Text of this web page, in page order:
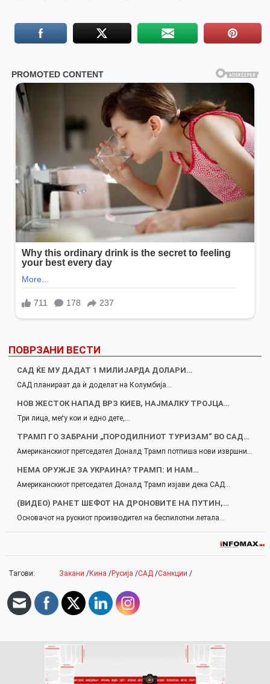
ПОВРЗАНИ ВЕСТИ
САД ЌЕ МУ ДАДАТ 1 МИЛИЈАРДА ДОЛАРИ…
САД планираат да ѝ доделат на Колумбија…
НОВ ЖЕСТОК НАПАД ВРЗ КИЕВ, НАЈМАЛКУ ТРОЈЦА…
Три лица, меѓу кои и едно дете,…
ТРАМП ГО ЗАБРАНИ „ПОРОДИЛНИОТ ТУРИЗАМ“ ВО САД…
Американскиот претседател Доналд Трамп потпиша нови извршни…
НЕМА ОРУЖЈЕ ЗА УКРАИНА? ТРАМП: И НАМ…
Американскиот претседател Доналд Трамп изјави дека САД…
(ВИДЕО) РАНЕТ ШЕФОТ НА ДРОНОВИТЕ НА ПУТИН,…
Основачот на рускиот производител на беспилотни летала…
Тагови: Закани /Кина /Русија /САД /Санкции /